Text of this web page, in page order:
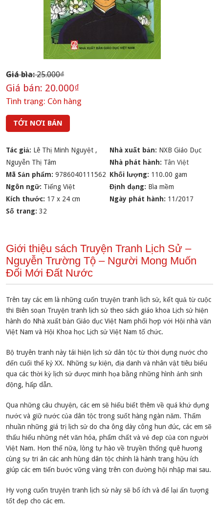
Giá bìa:25.000₫
Giá bán: 20.000₫
Tình trạng: Còn hàng
TỚI NƠI BÁN
Tác giả: Lê Thị Minh Nguyệt ,
Nguyễn Thị Tâm
Nhà xuất bản: NXB Giáo Dục
Nhà phát hành: Tân Việt
Mã Sản phẩm:9786040111562 Khối lượng: 110.00 gam
Ngôn ngữ: Tiếng Việt Định dạng: Bìa mềm
Kích thước: 17 x 24 cm Ngày phát hành: 11/2017
Số trang:32
Giới thiệu sách Truyện Tranh Lịch Sử –
Nguyễn Trường Tộ – Người Mong Muốn
Đổi Mới Đất Nước
Trên tay các em là những cuốn truyện tranh lịch sử, kết quả từ cuộc
thi Biên soạn Truyện tranh lịch sử theo sách giáo khoa Lịch sử hiện
hành do Nhà xuất bản Giáo dục Việt Nam phối hợp với Hội nhà văn
Việt Nam và Hội Khoa học Lịch sử Việt Nam tổ chức.
Bộ truyên tranh này tái hiện lịch sử dân tộc từ thời dựng nước cho
đến cuối thế kỷ XX. Những sự kiện, địa danh và nhân vật tiêu biểu
qua các thời kỳ lịch sử được minh họa bằng những hình ảnh sinh
động, hấp dẫn.
Qua những câu chuyện, các em sẽ hiểu biết thêm về quá khứ dựng
nước và giữ nước của dân tộc trong suốt hàng ngàn năm. Thấm
nhuần những giá trị lịch sử do cha ông dày công hun đúc, các em sẽ
thấu hiểu những nét văn hóa, phẩm chất và vẻ đẹp của con người
Việt Nam. Hơn thế nữa, lòng tự hào về truyền thống quê hương
cùng sự tri ân các anh hùng dân tộc chính là hành trang hữu ích
giúp các em tiến bước vững vàng trên con đường hội nhập mai sau.
Hy vọng cuốn truyện tranh lịch sử này sẽ bổ ích và để lại ấn tượng
tốt đẹp cho các em.